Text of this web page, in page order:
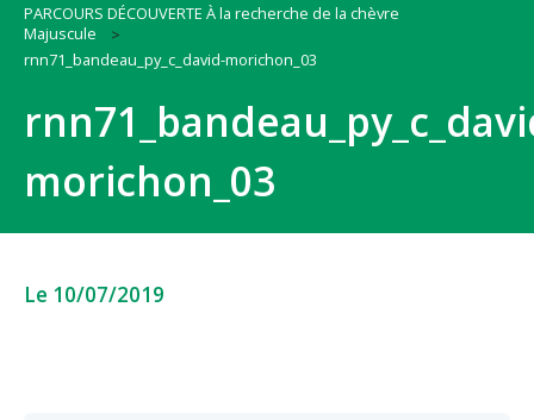
PARCOURS DÉCOUVERTE À la recherche de la chèvre
Majuscule
rnn71_bandeau_py_c_david-morichon_03
morichon_03
Le 10/07/2019